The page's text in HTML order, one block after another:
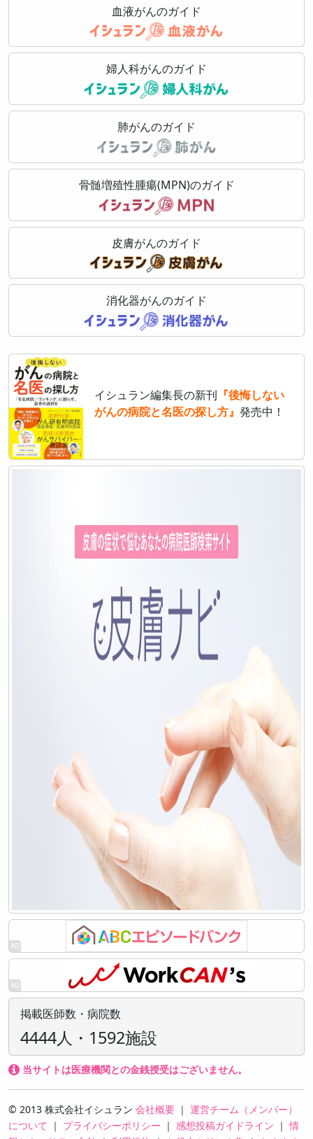
血液がんのガイド
婦人科がんのガイド
肺がんのガイド
骨髄増殖性腫瘍(MPN)のガイド
皮膚がんのガイド
消化器がんのガイド
イシュラン編集長の新刊
『後悔しない
がんの病院と名医の探し方』 発売中！
掲載医師数・病院数
4444人・1592施設
当サイトは医療機関との金銭授受はございません。
© 2013 株式会社イシュラン 会社概要 ｜ 運営チーム（メンバー）
について
｜ プライバシーポリシー ｜ 感想投稿ガイドライン ｜情